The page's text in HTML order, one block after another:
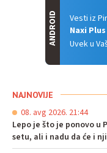
Vesti iz
Naxi
Uvek u
ANDROID
NAJNOVIJE
08. avg 2026. 21:44
Lepo je što je ponovo u
setu, ali i nadu da će i